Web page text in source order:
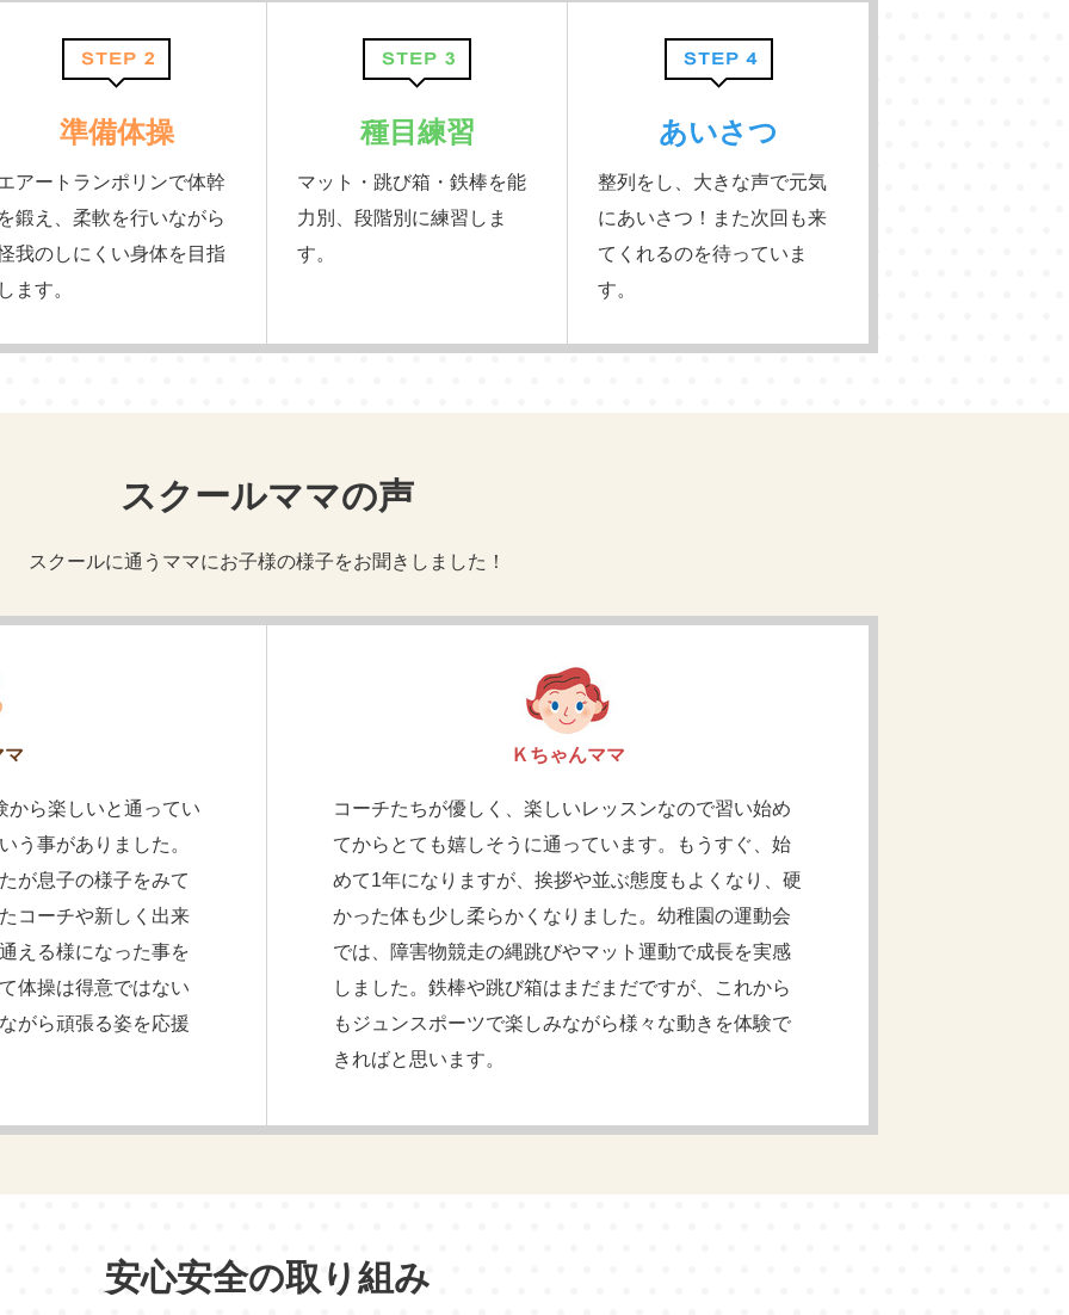
準備体操
アートランポリンで体幹
鍛え、柔軟を行いながら
我のしにくい身体を目指
ます。
種目練習
マット・跳び箱・鉄棒を能
力別、段階別に練習しま
す。
あいさつ
整列をし、大きな声で元気
にあいさつ！また次回も来
てくれるのを待っていま
す。
スクールママの声
スクールに通うママにお子様の様子をお聞きしました！
マ
から楽しいと通ってい
う事がありました。
が息子の様子をみて
コーチや新しく出来
える様になった事を
体操は得意ではない
がら頑張る姿を応援
Ｋちゃんママ
コーチたちが優しく、楽しいレッスンなので習い始め
てからとても嬉しそうに通っています。もうすぐ、始
めて1年になりますが、挨拶や並ぶ態度もよくなり、硬
かった体も少し柔らかくなりました。幼稚園の運動会
では、障害物競走の縄跳びやマット運動で成長を実感
しました。鉄棒や跳び箱はまだまだですが、これから
もジュンスポーツで楽しみながら様々な動きを体験で
きればと思います。
安心安全の取り組み